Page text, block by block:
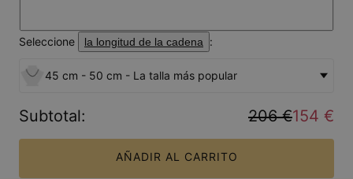
Seleccione la longitud de la cadena :
45 cm - 50 cm - La talla más popular
Subtotal: 206 €154 €
AÑADIR AL CARRITO